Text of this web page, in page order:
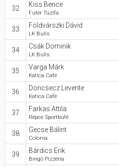
32 Kiss Bence
Futer Tüzifa
33 Földvárszki Dávid
LK Bulls
34 Csák Dominik
LK Bulls
35 Varga Márk
Katica Café
36 Doncsecz Levente
Katica Café
37 Farkas Attila
Répce Sportbüfé
38 Gecse Bálint
Colonia
39 Bárdics Erik
Bingó Pizzéria